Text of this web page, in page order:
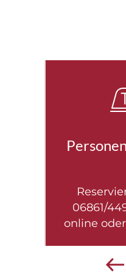
06861/
online